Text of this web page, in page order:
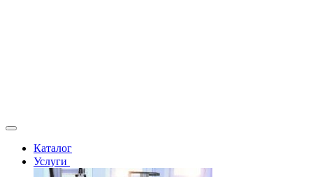
Каталог
Услуги